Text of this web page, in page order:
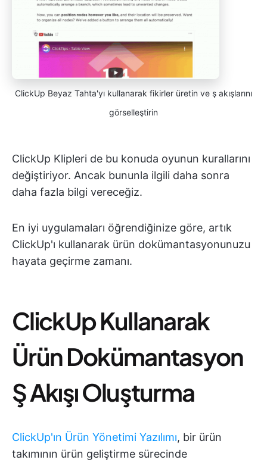
ClickUp Beyaz Tahta'yı kullanarak fikirler üretin ve ş akışlarını
görselleştirin
ClickUp Klipleri de bu konuda oyunun kurallarını
değiştiriyor. Ancak bununla ilgili daha sonra
daha fazla bilgi vereceğiz.
En iyi uygulamaları öğrendiğinize göre, artık
ClickUp'ı kullanarak ürün dokümantasyonunuzu
hayata geçirme zamanı.
ClickUp Kullanarak
Ürün Dokümantasyon
Ş Akışı Oluşturma
ClickUp'ın Ürün Yönetimi Yazılımı, bir ürün
takımının ürün geliştirme sürecinde